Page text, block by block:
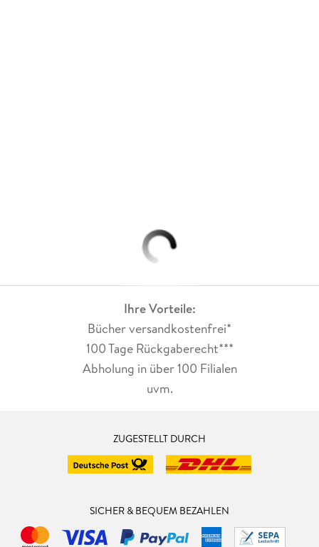
Ihre Vorteile:
Bücher versandkostenfrei*
100 Tage Rückgaberecht***
Abholung in über 100 Filialen
uvm.
ZUGESTELLT DURCH
SICHER & BEQUEM BEZAHLEN